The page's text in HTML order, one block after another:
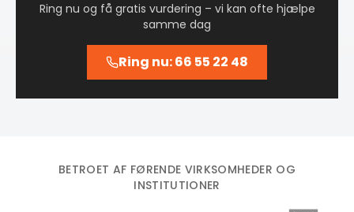
Ring nu og få gratis vurdering – vi kan ofte hjælpe
samme dag
Ring nu: 66 55 22 48
BETROET AF FØRENDE VIRKSOMHEDER OG
INSTITUTIONER